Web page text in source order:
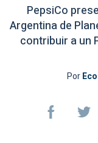
PepsiCo
Argentina de
contribuir a un
Por